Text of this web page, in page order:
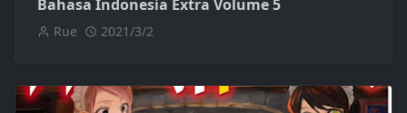
Bahasa Indonesia Extra Volume 5
Rue 2021/3/2